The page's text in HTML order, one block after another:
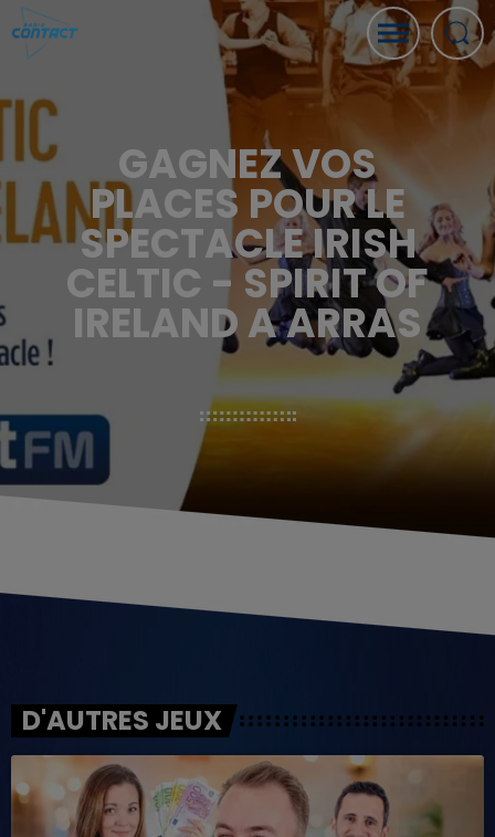
GAGNEZ VOS
PLACES POUR LE
SPECTACLE IRISH
CELTIC - SPIRIT OF
IRELAND A ARRAS
D'AUTRES JEUX